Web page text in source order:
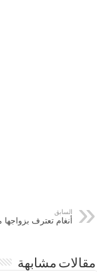
السابق
أنغام تعترف
مقالات مشابهة